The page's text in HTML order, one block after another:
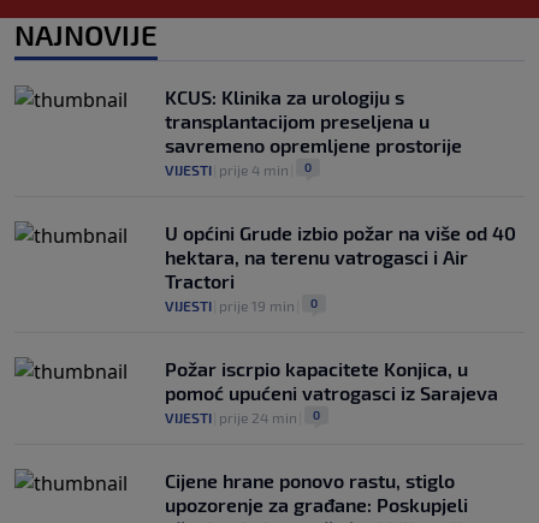
Bila je sportska zvijezda, a onda otišla u
NAJNOVIJE
KCUS: Klinika za urologiju s
transplantacijom preseljena u
savremeno opremljene prostorije
VIJESTI prije 4 min 0
U općini Grude izbio požar na više od 40
hektara, na terenu vatrogasci i Air
Tractori
VIJESTI prije 19 min 0
Požar iscrpio kapacitete Konjica, u
pomoć upućeni vatrogasci iz Sarajeva
VIJESTI prije 24 min 0
Cijene hrane ponovo rastu, stiglo
upozorenje za građane: Poskupjeli